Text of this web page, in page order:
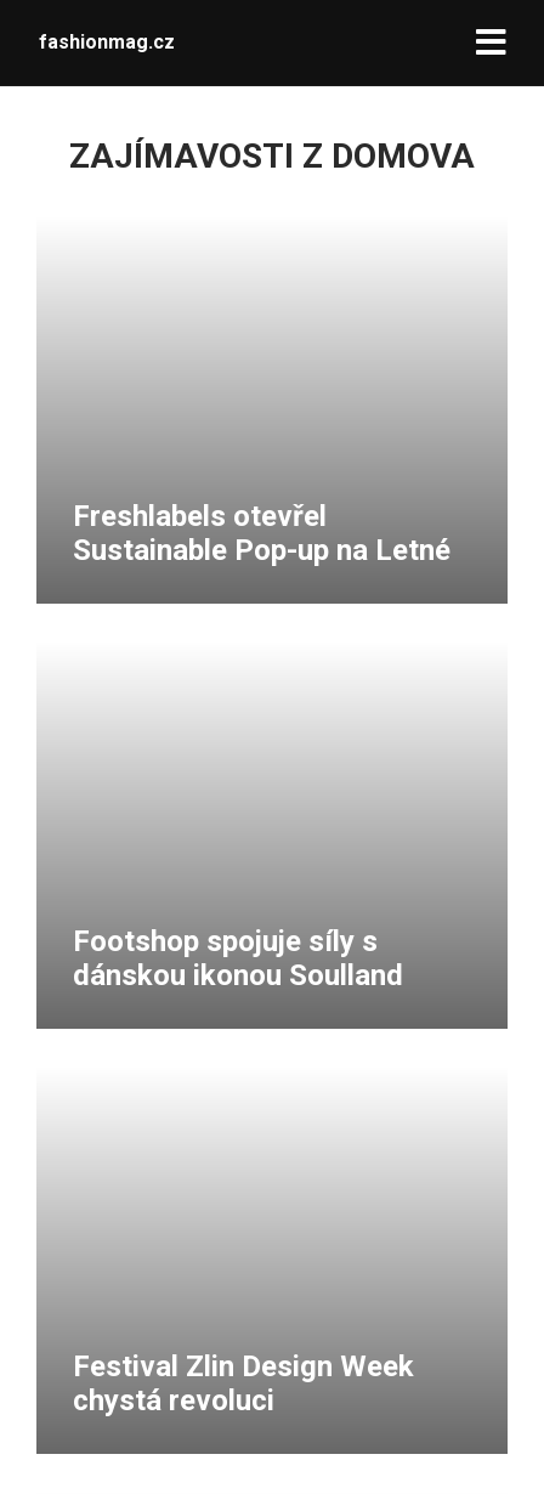
fashionmag.cz
ZAJÍMAVOSTI Z DOMOVA
Freshlabels otevřel
Sustainable Pop-up na Letné
Footshop spojuje síly s
dánskou ikonou Soulland
Festival Zlin Design Week
chystá revoluci